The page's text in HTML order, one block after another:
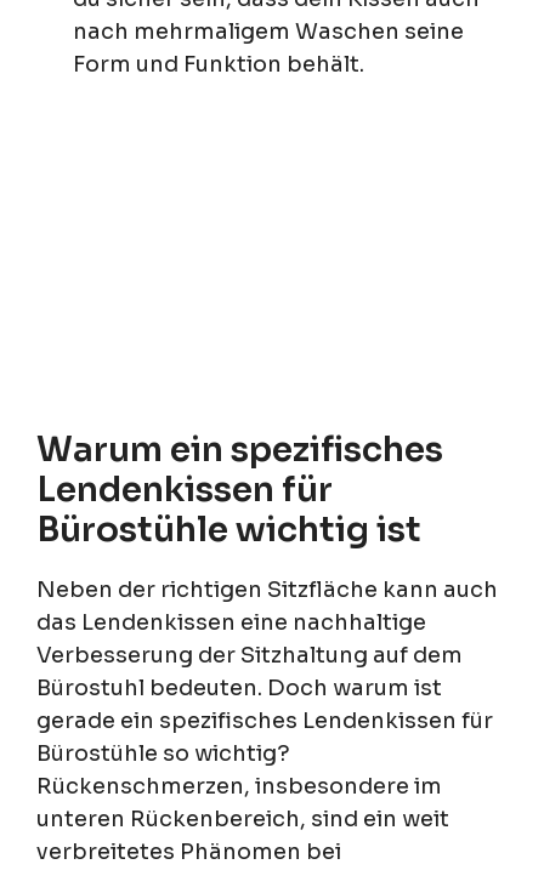
nach mehrmaligem Waschen seine
Form und Funktion behält.
Warum ein spezifisches
Lendenkissen für
Bürostühle wichtig ist
Neben der richtigen Sitzfläche kann auch
das Lendenkissen eine nachhaltige
Verbesserung der Sitzhaltung auf dem
Bürostuhl bedeuten. Doch warum ist
gerade ein spezifisches Lendenkissen für
Bürostühle so wichtig?
Rückenschmerzen, insbesondere im
unteren Rückenbereich, sind ein weit
verbreitetes Phänomen bei